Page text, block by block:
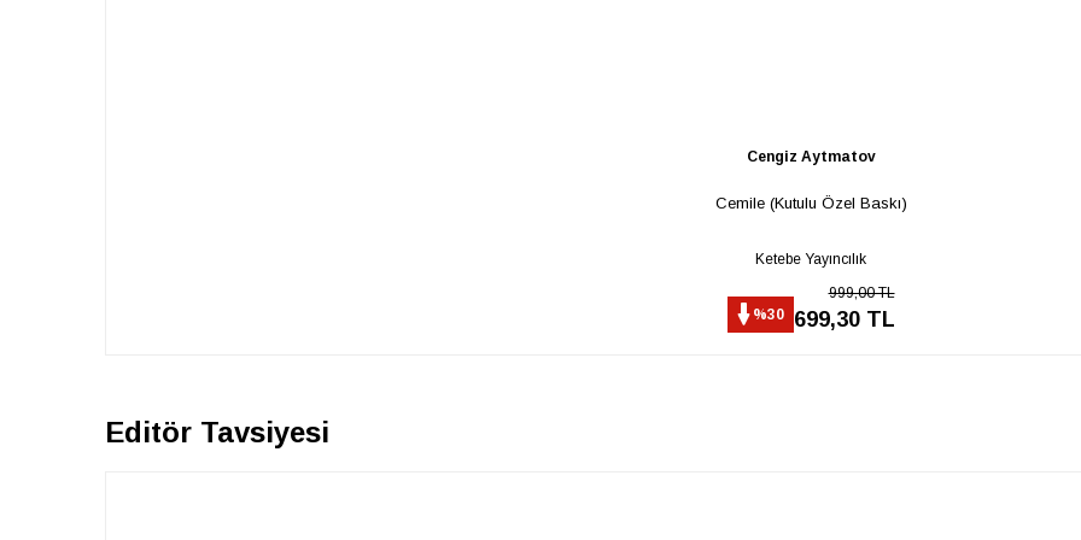
Cengiz Aytmatov
Cemile (Kutulu Özel Baskı)
Ketebe Yayıncılık
%30
999,00 TL
699,30 TL
Editör Tavsiyesi